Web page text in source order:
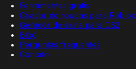
Ferramentas grátis
Criador de roupas para Roblox
Gerador de skins para CS2
Blog
Perguntas frequentes
Contato